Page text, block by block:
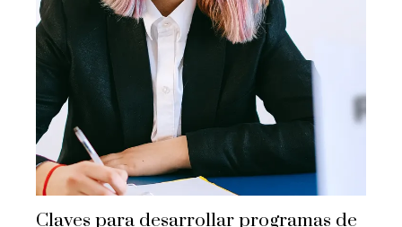
Claves para desarrollar programas de